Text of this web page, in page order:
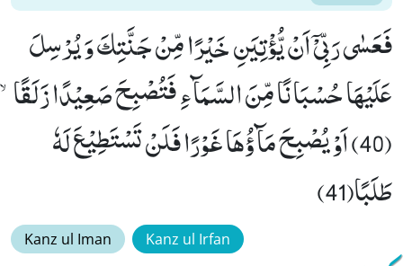
فَعَسٰى رَبِّیْۤ اَنْ یُّؤْتِیَنِ خَیْرًا مِّنْ جَنَّتِكَ وَ یُرْسِلَ
عَلَیْهَا حُسْبَانًا مِّنَ السَّمَآءِ فَتُصْبِحَ صَعِیْدًا زَلَقًاۙ
(40) اَوْ یُصْبِحَ مَآؤُهَا غَوْرًا فَلَنْ تَسْتَطِیْعَ لَهٗ
طَلَبًا(41)
Kanz ul Iman Kanz ul Irfan